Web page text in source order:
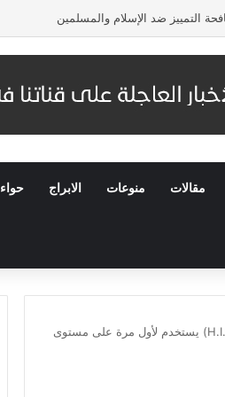
التمييز ضد الإسلام والمسلمين
مقالات منوعات الابراج حواء
المدير الفني لمستشفى الكفيل: المستشفى تمتلك نظام الكتروني (H.I.S) يستخدم لأول مرة على مستوى